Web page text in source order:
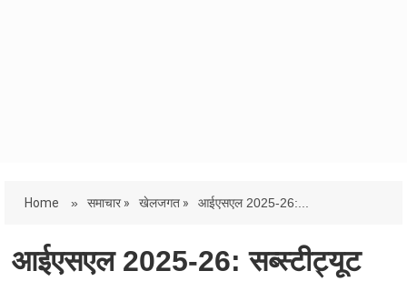
Home » समाचार » खेलजगत » आईएसएल 2025-26:...
आईएसएल 2025-26: सब्स्टीट्यूट